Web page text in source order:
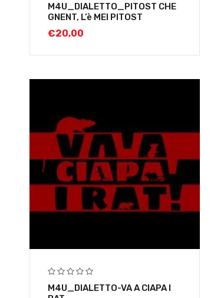
M4U_DIALETTO_PITOST CHE
GNENT, L’è MEI PITOST
€20,00
M4U_DIALETTO-VA A CIAPA I